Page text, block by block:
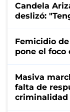
Candela
deslizó:
Femicidio
pone el foco
Masiva
falta de
criminalidad